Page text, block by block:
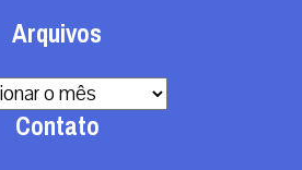
Arquivos
Contato